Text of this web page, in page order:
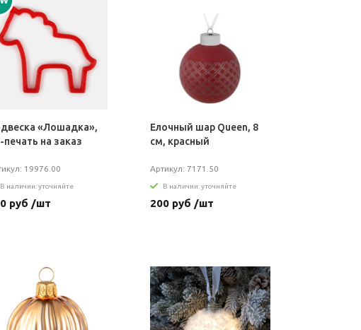
«Лошадка»,
печать на заказ
19976.00
В наличии: уточняйте
руб /шт
Елочный шар Queen, 8
см, красный
Артикул: 7171.50
В наличии: уточняйте
200 руб /шт